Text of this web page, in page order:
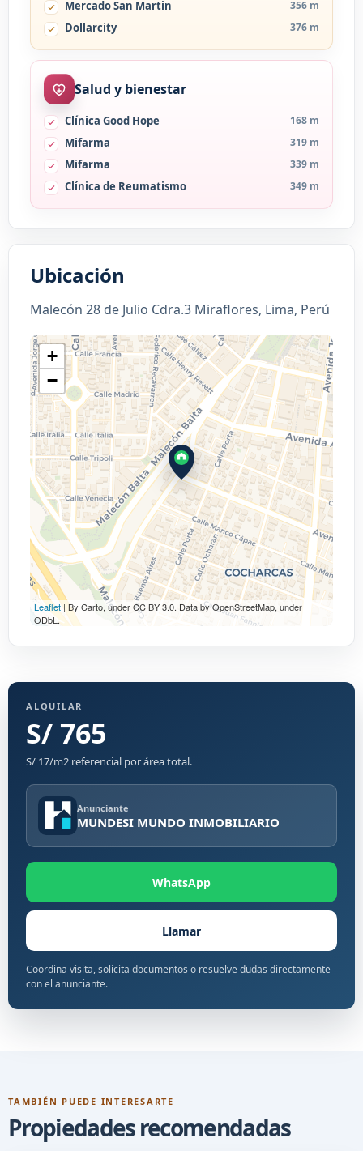
Mercado San Martin 356 m
Dollarcity 376 m
Salud y bienestar
Clínica Good Hope 168 m
Mifarma 319 m
Mifarma 339 m
Clínica de Reumatismo 349 m
Ubicación
Malecón 28 de Julio Cdra.3 Miraflores, Lima, Perú
+
−
Leaflet| By Carto, under CC BY 3.0. Data by OpenStreetMap, under
ODbL.
ALQUILAR
S/ 765
S/ 17/m2 referencial por área total.
Anunciante
MUNDESI MUNDO INMOBILIARIO
WhatsApp
Llamar
Coordina visita, solicita documentos o resuelve dudas directamente
con el anunciante.
TAMBIÉN PUEDE INTERESARTE
Propiedades recomendadas